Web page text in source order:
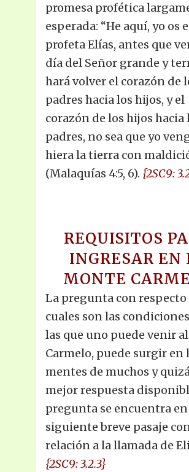
promesa profética
esperada: “He aquí, yo os
profeta Elías, antes que
día del Señor grande y
hará volver el corazón de
padres hacia los hijos, y el
corazón de los hijos hacia
padres, no sea que yo
hiera la tierra con
(Malaquías 4:5, 6). {2SC9:
REQUISITOS
INGRESAR EN
MONTE
La pregunta con respecto
cuales son las
las que uno puede venir
Carmelo, puede surgir en
mentes de muchos y
mejor respuesta
pregunta se encuentra
siguiente breve pasaje
relación a la llamada de
{2SC9: 3.2.3}